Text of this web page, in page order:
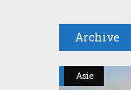
Archive
Asie